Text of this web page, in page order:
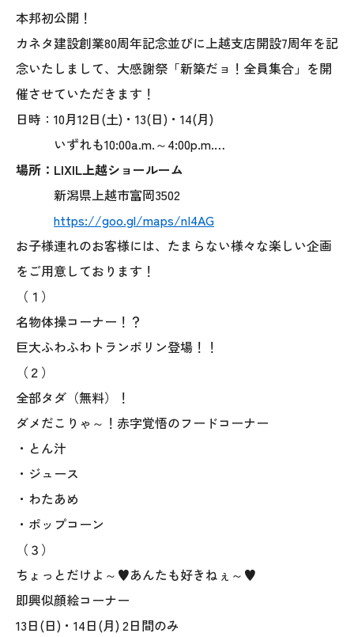
協力会社の皆様へ
住まいのなんでも相談
土地･空き家 不動産相談
移住と暮らし相談
資料請求
お問い合わせ
〒941-0062 新潟県糸魚川市中央2-4-2
〒942-0072 新潟県上越市栄町2-11-40 1F
025-530-6711 (上越店)
0120-696-711 (フリーダイヤル)
本邦初公開！
カネタ建設創業80周年記念並びに上越支店開設7周年を記
念いたしまして、大感謝祭「新築だョ！全員集合」を開
催させていただきます！
日時：10月12日(土)・13(日)・14(月)
いずれも10:00a.m.～4:00p.m.…
場所：LIXIL上越ショールーム
新潟県上越市富岡3502
https://goo.gl/maps/nI4AG
お子様連れのお客様には、たまらない様々な楽しい企画
をご用意しております！
（１）
名物体操コーナー！？
巨大ふわふわトランポリン登場！！
（２）
全部タダ（無料）！
ダメだこりゃ～！赤字覚悟のフードコーナー
・とん汁
・ジュース
・わたあめ
・ポップコーン
（３）
ちょっとだけよ～♥あんたも好きねぇ～♥
即興似顔絵コーナー
13日(日)・14日(月) 2日間のみ